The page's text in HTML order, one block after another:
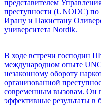
представителем
преступности (UNODC)
Ирану и Пакистану
университета Nordik.
В ходе встречи господин
международном опыте
незаконному обороту
организованной
современным вызовам. Он
эффективные результаты в